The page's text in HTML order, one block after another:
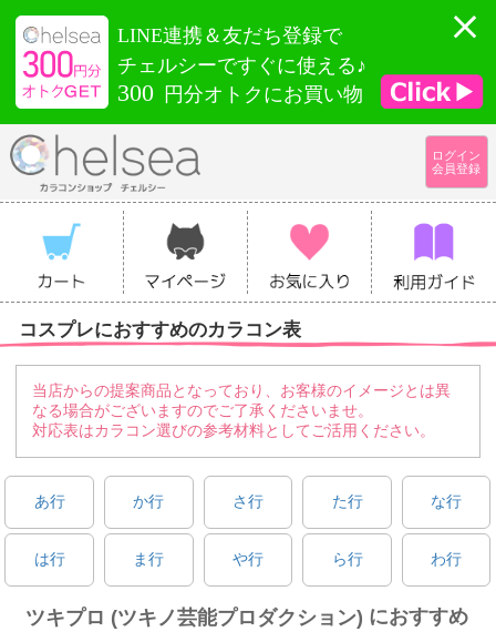
LINE連携＆友だち登録で
チェルシーですぐに使える♪
300 円分オトクにお買い物
ログイン
会員登録
コスプレにおすすめのカラコン表
当店からの提案商品となっており、お客様のイメージとは異
なる場合がございますのでご了承くださいませ。
対応表はカラコン選びの参考材料としてご活用ください。
あ行 か行 さ行 た行 な行
は行 ま行 や行 ら行 わ行
ツキプロ (ツキノ芸能プロダクション) におすすめ